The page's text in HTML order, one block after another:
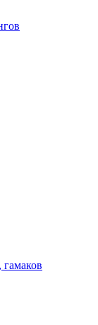
гамаков